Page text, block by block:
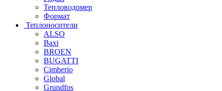
Тепловодомер
Формат
Теплоносители
ALSO
Baxi
BROEN
BUGATTI
Cimberio
Global
Grundfos